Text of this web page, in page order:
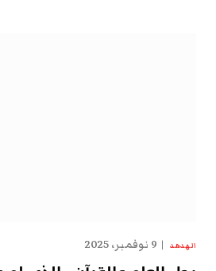
الهدهد 9 نوفمبر، 2025